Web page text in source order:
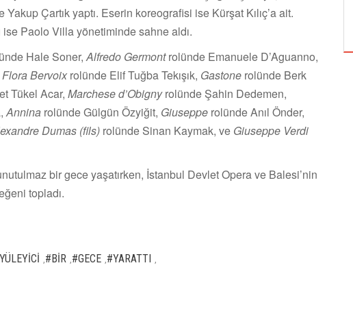
Yakup Çartık yaptı. Eserin koreografisi ise Kürşat Kılıç’a ait.
Paolo Villa yönetiminde sahne aldı.
Hale Soner,Alfredo Germontrolünde Emanuele D’Aguanno,
Flora Bervoixrolünde Elif Tuğba Tekışık, Gastone rolünde Berk
Tükel Acar, Marchese d’Obignyrolünde Şahin Dedemen,
Annina rolünde Gülgün Özyiğit, Giuseppe rolünde Anıl Önder,
Dumas (fils) rolünde Sinan Kaymak, ve Giuseppe Verdi
bir gece yaşatırken, İstanbul Devlet Opera ve Balesi’nin
topladı.
#BİR #GECE #YARATTI
TUZBİBER, EDİNBURGH FRİNGE'DEKİ İLK
GÖSTERİSİNİ DENİZ GÖKTAŞ'LA YAPACAK